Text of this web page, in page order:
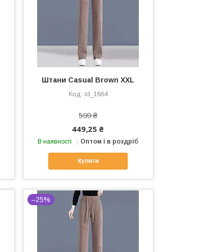
Штани Casual Brown XXL
id_1664
599 ₴
449,25 ₴
В наявності Оптом і в роздріб
Купити
–25%